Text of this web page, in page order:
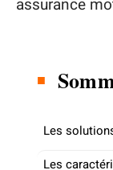
assurance
Les
Les